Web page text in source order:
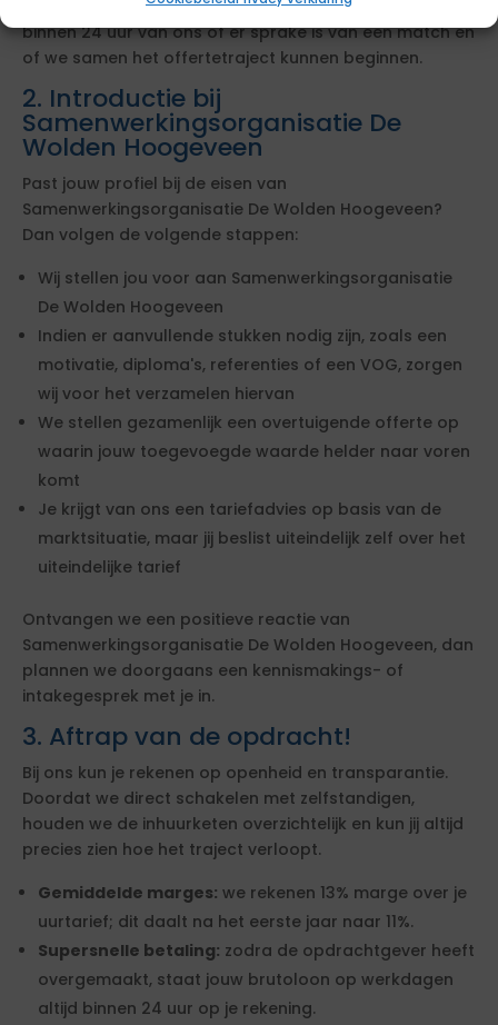
succesvolle bemiddeling. Je hoort op werkdagen
binnen 24 uur van ons of er sprake is van een match en
of we samen het offertetraject kunnen beginnen.
2. Introductie bij
Samenwerkingsorganisatie De
Wolden Hoogeveen
Past jouw profiel bij de eisen van
Samenwerkingsorganisatie De Wolden Hoogeveen?
Dan volgen de volgende stappen:
Wij stellen jou voor aan Samenwerkingsorganisatie
De Wolden Hoogeveen
Indien er aanvullende stukken nodig zijn, zoals een
motivatie, diploma's, referenties of een VOG, zorgen
wij voor het verzamelen hiervan
We stellen gezamenlijk een overtuigende offerte op
waarin jouw toegevoegde waarde helder naar voren
komt
Je krijgt van ons een tariefadvies op basis van de
marktsituatie, maar jij beslist uiteindelijk zelf over het
uiteindelijke tarief
Ontvangen we een positieve reactie van
Samenwerkingsorganisatie De Wolden Hoogeveen, dan
plannen we doorgaans een kennismakings- of
intakegesprek met je in.
3. Aftrap van de opdracht!
Bij ons kun je rekenen op openheid en transparantie.
Doordat we direct schakelen met zelfstandigen,
houden we de inhuurketen overzichtelijk en kun jij altijd
precies zien hoe het traject verloopt.
Gemiddelde marges: we rekenen 13% marge over je
uurtarief; dit daalt na het eerste jaar naar 11%.
Supersnelle betaling: zodra de opdrachtgever heeft
overgemaakt, staat jouw brutoloon op werkdagen
altijd binnen 24 uur op je rekening.